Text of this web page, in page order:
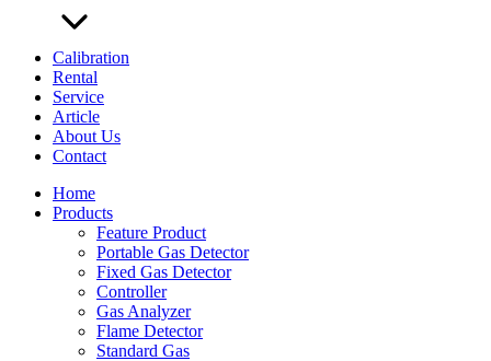
Calibration
Rental
Service
Article
About Us
Contact
Home
Products
Feature Product
Portable Gas Detector
Fixed Gas Detector
Controller
Gas Analyzer
Flame Detector
Standard Gas